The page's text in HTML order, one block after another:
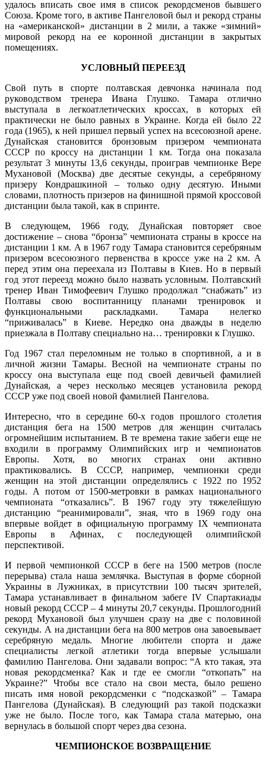
удалось вписать свое имя в список рекордсменов бывшего
Союза. Кроме того, в активе Пангеловой был и рекорд страны
на «американской» дистанции в 2 мили, а также «зимний»
мировой рекорд на ее коронной дистанции в закрытых
помещениях.
УСЛОВНЫЙ ПЕРЕЕЗД
Свой путь в спорте полтавская девчонка начинала под
руководством тренера Ивана Глушко. Тамара отлично
выступала в легкоатлетических кроссах, в которых ей
практически не было равных в Украине. Когда ей было 22
года (1965), к ней пришел первый успех на всесоюзной арене.
Дунайская становится бронзовым призером чемпионата
СССР по кроссу на дистанции 1 км. Тогда она показала
результат 3 минуты 13,6 секунды, проиграв чемпионке Вере
Мухановой (Москва) две десятые секунды, а серебряному
призеру Кондрашкиной – только одну десятую. Иными
словами, плотность призеров на финишной прямой кроссовой
дистанции была такой, как в спринте.
В следующем, 1966 году, Дунайская повторяет свое
достижение – снова “бронза” чемпионата страны в кроссе на
дистанции 1 км. А в 1967 году Тамара становится серебряным
призером всесоюзного первенства в кроссе уже на 2 км. А
перед этим она переехала из Полтавы в Киев. Но в первый
год этот переезд можно было назвать условным. Полтавский
тренер Иван Тимофеевич Глушко продолжал “снабжать” из
Полтавы свою воспитанницу планами тренировок и
функциональными раскладками. Тамара нелегко
“приживалась” в Киеве. Нередко она дважды в неделю
приезжала в Полтаву специально на… тренировки к Глушко.
Год 1967 стал переломным не только в спортивной, а и в
личной жизни Тамары. Весной на чемпионате страны по
кроссу она выступала еще под своей девичьей фамилией
Дунайская, а через несколько месяцев установила рекорд
СССР уже под своей новой фамилией Пангелова.
Интересно, что в середине 60-х годов прошлого столетия
дистанция бега на 1500 метров для женщин считалась
огромнейшим испытанием. В те времена такие забеги еще не
входили в программу Олимпийских игр и чемпионатов
Европы. Хотя, во многих странах они активно
практиковались. В СССР, например, чемпионки среди
женщин на этой дистанции определялись с 1922 по 1952
годы. А потом от 1500-метровки в рамках национального
чемпионата “отказались”. В 1967 году эту тяжелейшую
дистанцию “реанимировали”, зная, что в 1969 году она
впервые войдет в официальную программу IX чемпионата
Европы в Афинах, с последующей олимпийской
перспективой.
И первой чемпионкой СССР в беге на 1500 метров (после
перерыва) стала наша землячка. Выступая в форме сборной
Украины в Лужниках, в присутствии 100 тысяч зрителей,
Тамара устанавливает в финальном забеге IV Спартакиады
новый рекорд СССР – 4 минуты 20,7 секунды. Прошлогодний
рекорд Мухановой был улучшен сразу на две с половиной
секунды. А на дистанции бега на 800 метров она завоевывает
серебряную медаль. Многие любители спорта и даже
специалисты легкой атлетики тогда впервые услышали
фамилию Пангелова. Они задавали вопрос: “А кто такая, эта
новая рекордсменка? Как и где ее смогли “откопать” на
Украине?” Чтобы все стало на свои места, было решено
писать имя новой рекордсменки с “подсказкой” – Тамара
Пангелова (Дунайская). В следующий раз такой подсказки
уже не было. После того, как Тамара стала матерью, она
вернулась в большой спорт через два сезона.
ЧЕМПИОНСКОЕ ВОЗВРАЩЕНИЕ